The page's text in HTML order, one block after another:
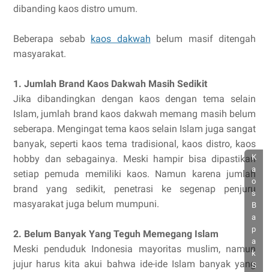
dibanding kaos distro umum.
Beberapa sebab kaos dakwah belum masif ditengah
masyarakat.
1. Jumlah Brand Kaos Dakwah Masih Sedikit
Jika dibandingkan dengan kaos dengan tema selain
Islam, jumlah brand kaos dakwah memang masih belum
seberapa. Mengingat tema kaos selain Islam juga sangat
banyak, seperti kaos tema tradisional, kaos distro, kaos
hobby dan sebagainya. Meski hampir bisa dipastikan
setiap pemuda memiliki kaos. Namun karena jumlah
brand yang sedikit, penetrasi ke segenap penjuru
masyarakat juga belum mumpuni.
2. Belum Banyak Yang Teguh Memegang Islam
Meski penduduk Indonesia mayoritas muslim, namun
jujur harus kita akui bahwa ide-ide Islam banyak yang
K
a
o
s
B
a
p
a
k
S